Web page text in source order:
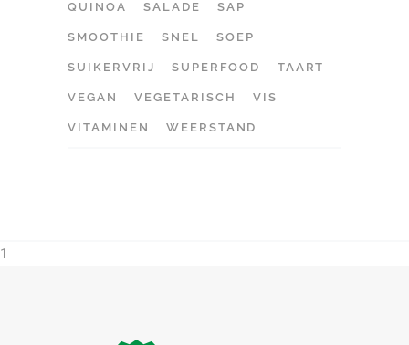
QUINOA SALADE SAP
SMOOTHIE SNEL SOEP
SUIKERVRIJ SUPERFOOD TAART
VEGAN VEGETARISCH VIS
VITAMINEN WEERSTAND
1